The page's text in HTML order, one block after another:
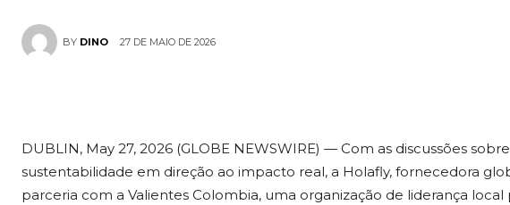
BY DINO 27 DE MAIO DE 2026
DUBLIN, May 27, 2026 (GLOBE NEWSWIRE) — Com as discussões
sustentabilidade em direção ao impacto real, a Holafly, fornecedora
parceria com a Valientes Colombia, uma organização de liderança